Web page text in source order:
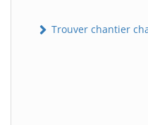
Trouver chantier